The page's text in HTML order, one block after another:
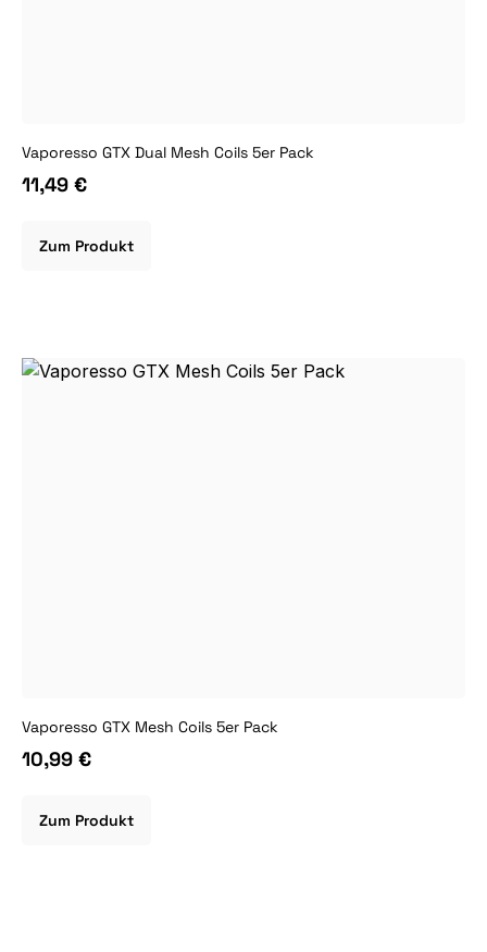
Vaporesso GTX Dual Mesh Coils 5er Pack
11,49 €
Zum Produkt
Vaporesso GTX Mesh Coils 5er Pack
10,99 €
Zum Produkt